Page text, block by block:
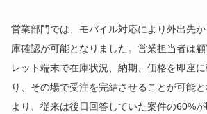
営業部門では、モバイル対応により外出先
庫確認が可能となりました。営業担当者は
レット端末で在庫状況、納期、価格を即座
り、その場で受注を完結させることが可能
より、従来は後日回答していた案件の60%が